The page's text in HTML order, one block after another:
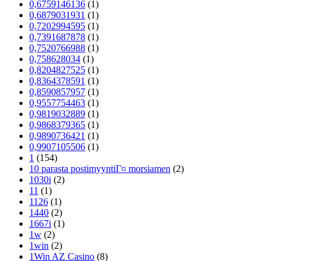
0,6759146136 (1)
0,6879031931 (1)
0,7202994595 (1)
0,7391687878 (1)
0,7520766988 (1)
0,758628034 (1)
0,8204827525 (1)
0,8364378591 (1)
0,8590857957 (1)
0,9557754463 (1)
0,9819032889 (1)
0,9868379365 (1)
0,9890736421 (1)
0,9907105506 (1)
1 (154)
10 parasta postimyyntiГ¤ morsiamen (2)
1030i (2)
11 (1)
1126 (1)
1440 (2)
1667i (1)
1w (2)
1win (2)
1Win AZ Casino (8)